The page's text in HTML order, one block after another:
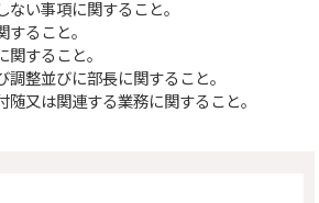
ない事項に関すること。
すること。
関すること。
調整並びに部長に関すること。
随又は関連する業務に関すること。